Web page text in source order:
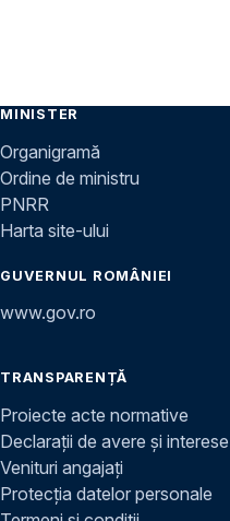
MINISTER
Organigramă
Ordine de ministru
PNRR
Harta site-ului
GUVERNUL ROMÂNIEI
www.gov.ro
TRANSPARENȚĂ
Proiecte acte normative
Declarații de avere și interese
Venituri angajați
Protecția datelor personale